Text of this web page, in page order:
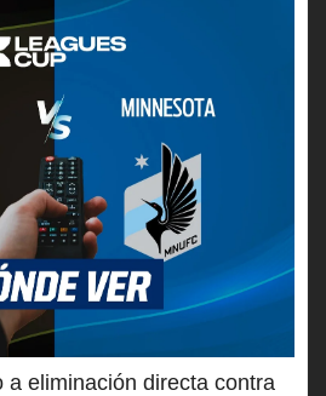
a eliminación directa contra